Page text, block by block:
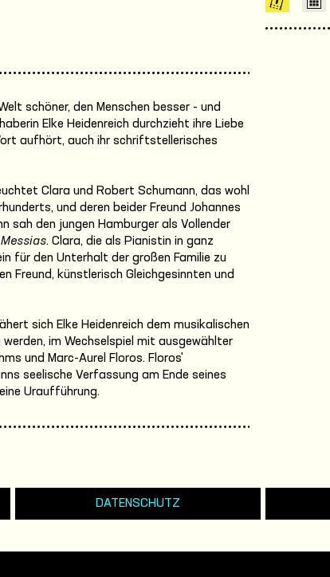
schöner, den Menschen besser - und
Elke Heidenreich durchzieht ihre Liebe
aufhört, auch ihr schriftstellerisches
Clara und Robert Schumann, das wohl
und deren beider Freund Johannes
sah den jungen Hamburger als Vollender
Messias. Clara, die als Pianistin in ganz
für den Unterhalt der großen Familie zu
Freund, künstlerisch Gleichgesinnten und
sich Elke Heidenreich dem musikalischen
im Wechselspiel mit ausgewählter
und Marc-Aurel Floros. Floros'
seelische Verfassung am Ende seines
Uraufführung.
DATENSCHUTZ